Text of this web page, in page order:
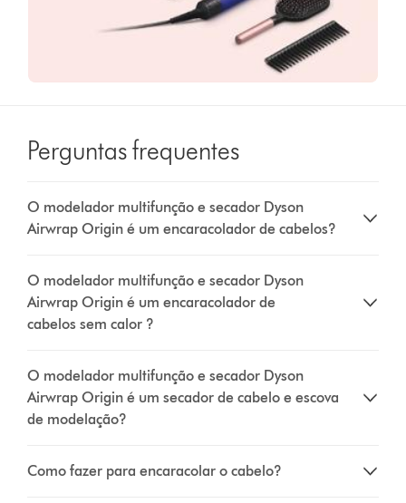
Perguntas frequentes
O modelador multifunção e secador Dyson
Airwrap Origin é um encaracolador de cabelos?
O modelador multifunção e secador Dyson
Airwrap Origin é um encaracolador de
cabelos sem calor ?
O modelador multifunção e secador Dyson
Airwrap Origin é um secador de cabelo e escova
de modelação?
Como fazer para encaracolar o cabelo?